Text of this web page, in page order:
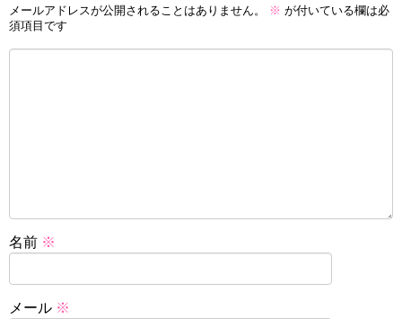
メールアドレスが公開されることはありません。 ※ が付いている欄は必
須項目です
名前 ※
メール ※